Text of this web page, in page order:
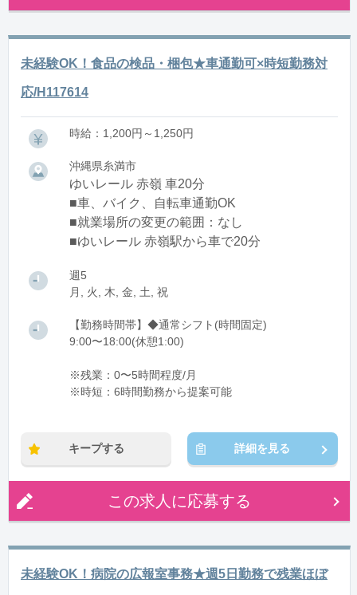
未経験OK！食品の検品・梱包★車通勤可×時短勤務対
応/H117614
時給：1,200円～1,250円
沖縄県糸満市
ゆいレール 赤嶺 車20分
■車、バイク、自転車通勤OK
■就業場所の変更の範囲：なし
■ゆいレール 赤嶺駅から車で20分
週5
月, 火, 木, 金, 土, 祝
【勤務時間帯】◆通常シフト(時間固定)
9:00〜18:00(休憩1:00)
※残業：0〜5時間程度/月
※時短：6時間勤務から提案可能
キープする 詳細を見る
この求人に応募する
未経験OK！病院の広報室事務★週5日勤務で残業ほぼ